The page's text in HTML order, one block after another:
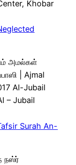
Khobar
அமல்கள்
| Ajmal
Al-Jubail
– Jubail
Surah An-
நஸ்ர்